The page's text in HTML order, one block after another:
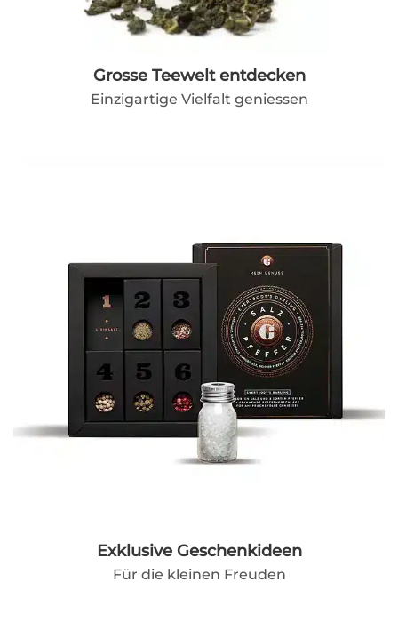
Grosse Teewelt entdecken
Einzigartige Vielfalt geniessen
Exklusive Geschenkideen
Für die kleinen Freuden